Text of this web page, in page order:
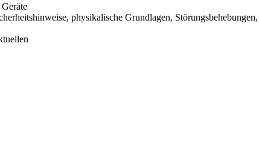
physikalische Grundlagen,